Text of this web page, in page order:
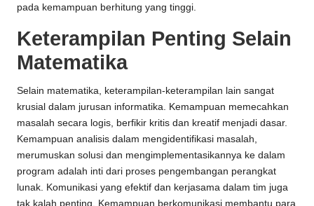
pada kemampuan berhitung yang tinggi.
Keterampilan Penting Selain
Matematika
Selain matematika, keterampilan-keterampilan lain sangat
krusial dalam jurusan informatika. Kemampuan memecahkan
masalah secara logis, berfikir kritis dan kreatif menjadi dasar.
Kemampuan analisis dalam mengidentifikasi masalah,
merumuskan solusi dan mengimplementasikannya ke dalam
program adalah inti dari proses pengembangan perangkat
lunak. Komunikasi yang efektif dan kerjasama dalam tim juga
tak kalah penting. Kemampuan berkomunikasi membantu para